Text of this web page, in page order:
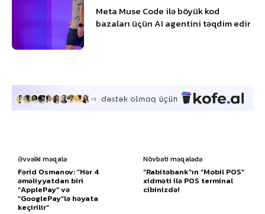
Meta Muse Code ilə böyük kod
bazaları üçün AI agentini təqdim edir
Əvvəlki məqalə
Fərid Osmanov: “Hər 4
əməliyyatdan biri
“ApplePay” və
“GooglePay”lə həyata
keçirilir”
Növbəti məqalədə
“Rabitəbank”ın “Mobil POS”
xidməti ilə POS terminal
cibinizdə!